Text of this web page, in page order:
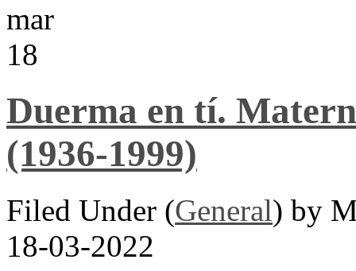
mar
18
Duerma en tí.
(1936-1999)
Filed Under (General) by
18-03-2022